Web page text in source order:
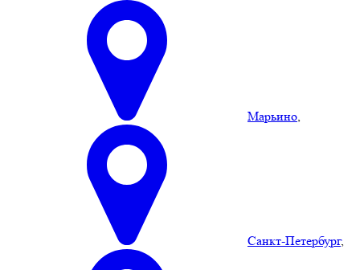
Марьино
Санкт-Петербург,